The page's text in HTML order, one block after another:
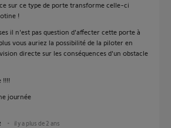
sur ce type de porte transforme celle-ci
!
il n'est pas question d'affecter cette porte à
vous auriez la possibilité de la piloter en
directe sur les conséquences d'un obstacle
!!!!
journée
il y a plus de 2 ans